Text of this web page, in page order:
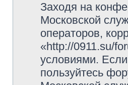
Заходя на
Московской
операторов,
«http://0911.su/
условиями.
пользуйтесь